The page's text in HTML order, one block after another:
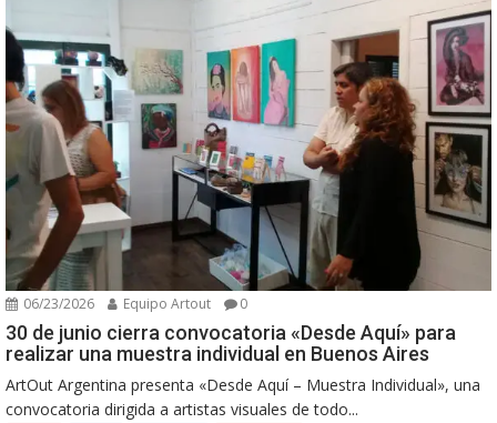
06/23/2026 Equipo Artout 0
30 de junio cierra convocatoria «Desde Aquí» para
realizar una muestra individual en Buenos Aires
ArtOut Argentina presenta «Desde Aquí – Muestra Individual», una
convocatoria dirigida a artistas visuales de todo...